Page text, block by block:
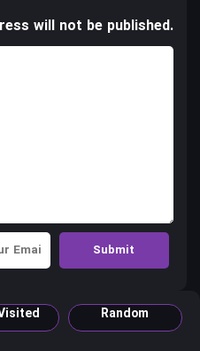
Random
will not be published.